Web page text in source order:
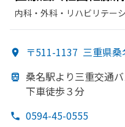
内科・​外科・​リハビリテー
〒511-1137 三重県
桑名駅より三重交通
下車徒歩３分
0594-45-0555